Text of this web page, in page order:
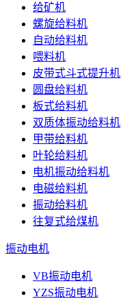
给矿机
螺旋给料机
自动给料机
喂料机
皮带式斗式提升机
圆盘给料机
板式给料机
双质体振动给料机
甲带给料机
叶轮给料机
电机振动给料机
电磁给料机
振动给料机
往复式给煤机
振动电机
VB振动电机
YZS振动电机